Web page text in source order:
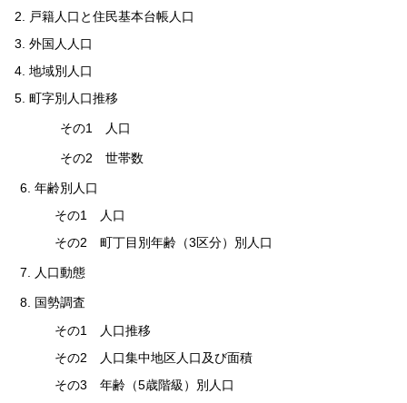
戸籍人口と住民基本台帳人口
外国人人口
地域別人口
町字別人口推移
その1 人口
その2 世帯数
6. 年齢別人口
その1 人口
その2 町丁目別年齢（3区分）別人口
7. 人口動態
8. 国勢調査
その1 人口推移
その2 人口集中地区人口及び面積
その3 年齢（5歳階級）別人口